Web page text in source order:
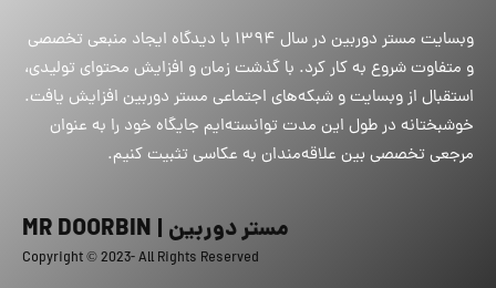
وبسایت مستر دوربین در سال ۱۳۹۴ با دیدگاه ایجاد منبعی تخصصی
و متفاوت شروع به کار کرد. با گذشت زمان و افزایش محتوای تولیدی،
استقبال از وبسایت و شبکه‌های اجتماعی مستر دوربین افزایش یافت.
خوشبختانه در طول این مدت توانسته‌ایم جایگاه خود را به عنوان
مرجعی تخصصی بین علاقه‌مندان به عکاسی تثبیت کنیم.
مستر دوربین | MR DOORBIN
Copyright © 2023- All Rights Reserved